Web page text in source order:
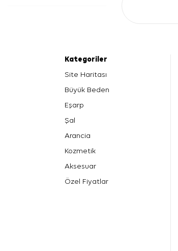
Kategoriler
Site Haritası
Büyük Beden
Eşarp
Şal
Arancia
Kozmetik
Aksesuar
Özel Fiyatlar